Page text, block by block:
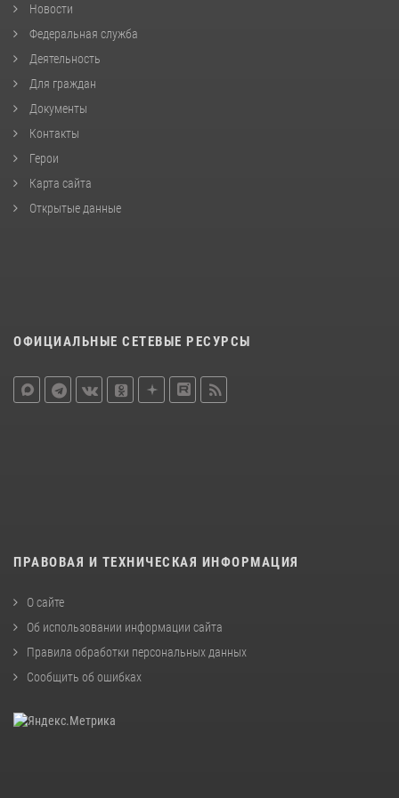
Новости
Федеральная служба
Деятельность
Для граждан
Документы
Контакты
Герои
Карта сайта
Открытые данные
ОФИЦИАЛЬНЫЕ СЕТЕВЫЕ РЕСУРСЫ
ПРАВОВАЯ И ТЕХНИЧЕСКАЯ ИНФОРМАЦИЯ
О сайте
Об использовании информации сайта
Правила обработки персональных данных
Сообщить об ошибках